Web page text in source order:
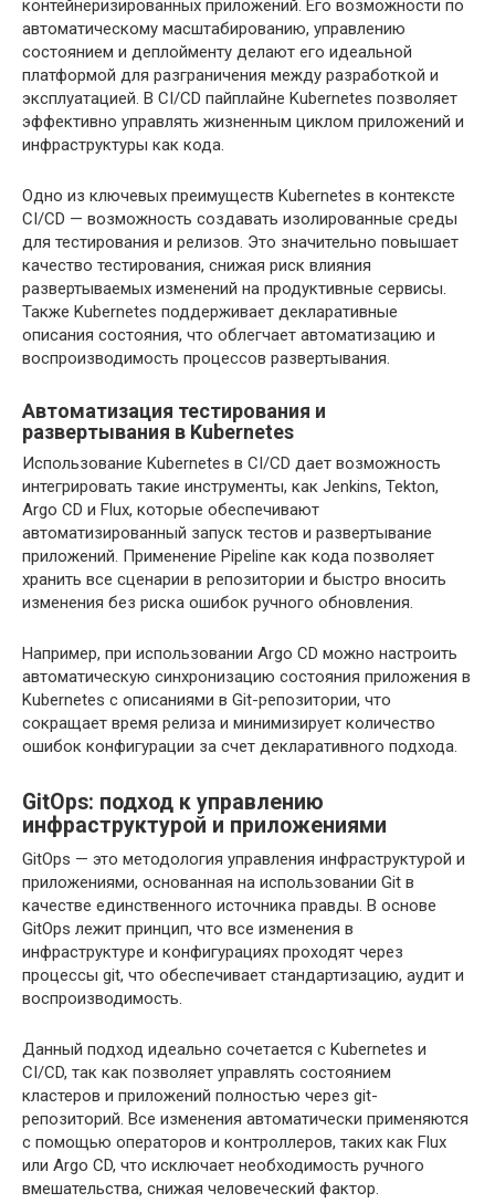
контейнеризированных приложений. Его возможности по
автоматическому масштабированию, управлению
состоянием и деплойменту делают его идеальной
платформой для разграничения между разработкой и
эксплуатацией. В CI/CD пайплайне Kubernetes позволяет
эффективно управлять жизненным циклом приложений и
инфраструктуры как кода.
Одно из ключевых преимуществ Kubernetes в контексте
CI/CD — возможность создавать изолированные среды
для тестирования и релизов. Это значительно повышает
качество тестирования, снижая риск влияния
развертываемых изменений на продуктивные сервисы.
Также Kubernetes поддерживает декларативные
описания состояния, что облегчает автоматизацию и
воспроизводимость процессов развертывания.
Автоматизация тестирования и
развертывания в Kubernetes
Использование Kubernetes в CI/CD дает возможность
интегрировать такие инструменты, как Jenkins, Tekton,
Argo CD и Flux, которые обеспечивают
автоматизированный запуск тестов и развертывание
приложений. Применение Pipeline как кода позволяет
хранить все сценарии в репозитории и быстро вносить
изменения без риска ошибок ручного обновления.
Например, при использовании Argo CD можно настроить
автоматическую синхронизацию состояния приложения в
Kubernetes с описаниями в Git-репозитории, что
сокращает время релиза и минимизирует количество
ошибок конфигурации за счет декларативного подхода.
GitOps: подход к управлению
инфраструктурой и приложениями
GitOps — это методология управления инфраструктурой и
приложениями, основанная на использовании Git в
качестве единственного источника правды. В основе
GitOps лежит принцип, что все изменения в
инфраструктуре и конфигурациях проходят через
процессы git, что обеспечивает стандартизацию, аудит и
воспроизводимость.
Данный подход идеально сочетается с Kubernetes и
CI/CD, так как позволяет управлять состоянием
кластеров и приложений полностью через git-
репозиторий. Все изменения автоматически применяются
с помощью операторов и контроллеров, таких как Flux
или Argo CD, что исключает необходимость ручного
вмешательства, снижая человеческий фактор.